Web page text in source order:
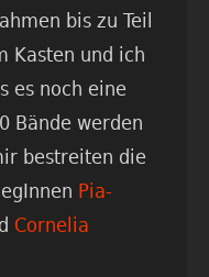
bis zu Teil
Kasten und ich
es noch eine
Bände werden
bestreiten die
Pia-
Cornelia